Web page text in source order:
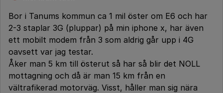
Bor i Tanums kommun ca 1 mil öster om E6 och har
2-3 staplar 3G (pluppar) på min iphone x, har även
ett mobilt modem från 3 som aldrig går upp i 4G
oavsett var jag testar.
Åker man 5 km till österut så har så blir det NOLL
mottagning och då är man 15 km från en
vältrafikerad motorväg. Visst, håller man sig nära